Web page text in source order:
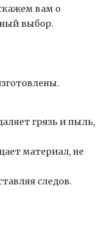
вам о
выбор.
грязь и пыль,
материал, не
следов.